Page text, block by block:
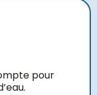
pour